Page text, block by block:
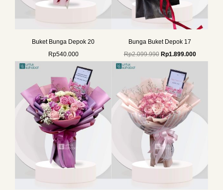
Buket Bunga Depok 20
Rp540.000
Bunga Buket Depok 17
Rp2.099.990 Rp1.899.000